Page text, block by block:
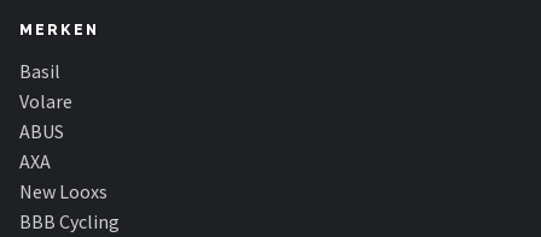
MERKEN
Basil
Volare
ABUS
AXA
New Looxs
BBB Cycling